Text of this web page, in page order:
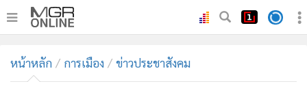
ทันเหตุการณ์
หน้าหลัก การเมือง ข่าวประชาสังคม